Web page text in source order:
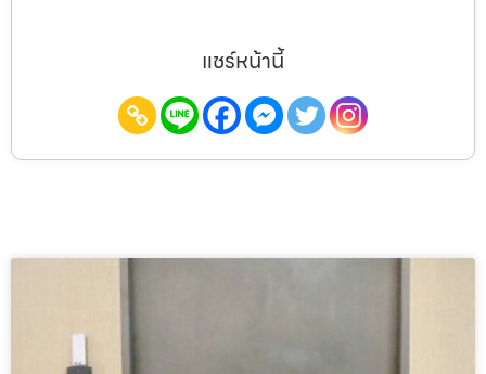
แชร์หน้านี้